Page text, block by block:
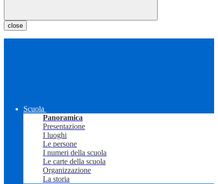
close
Scuola
Panoramica
Presentazione
I luoghi
Le persone
I numeri della scuola
Le carte della scuola
Organizzazione
La storia